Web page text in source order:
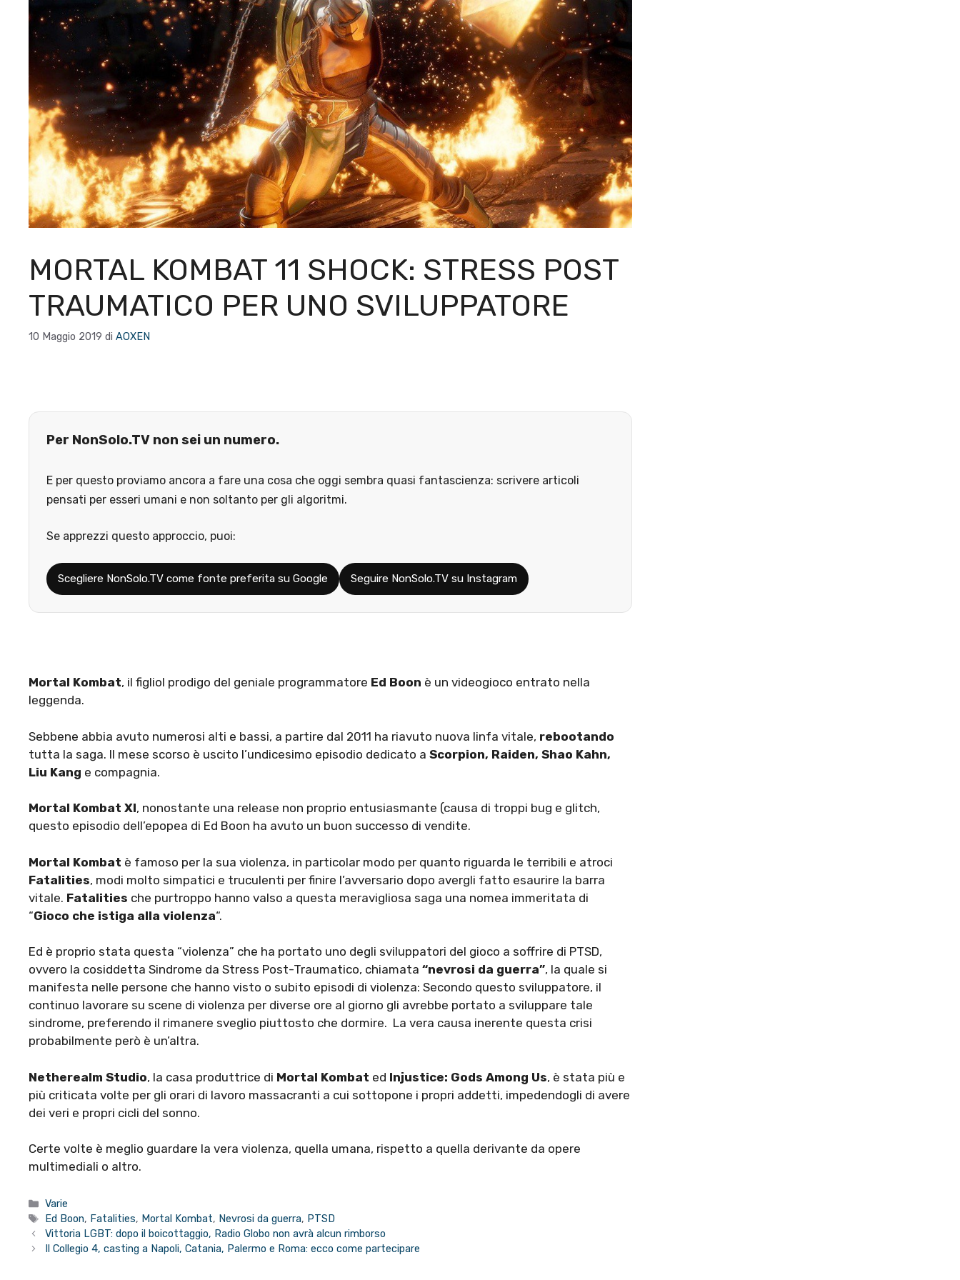
MORTAL KOMBAT 11 SHOCK: STRESS POST
TRAUMATICO PER UNO SVILUPPATORE
10 Maggio 2019 di AOXEN
Per NonSolo.TV non sei un numero.
E per questo proviamo ancora a fare una cosa che oggi sembra quasi fantascienza: scrivere articoli
pensati per esseri umani e non soltanto per gli algoritmi.
Se apprezzi questo approccio, puoi:
Scegliere NonSolo.TV come fonte preferita su Google Seguire NonSolo.TV su Instagram
Mortal Kombat, il figliol prodigo del geniale programmatore Ed Boon è un videogioco entrato nella
leggenda.
Sebbene abbia avuto numerosi alti e bassi, a partire dal 2011 ha riavuto nuova linfa vitale, rebootando
tutta la saga. Il mese scorso è uscito l’undicesimo episodio dedicato a Scorpion, Raiden, Shao Kahn,
Liu Kang e compagnia.
Mortal Kombat XI, nonostante una release non proprio entusiasmante (causa di troppi bug e glitch,
questo episodio dell’epopea di Ed Boon ha avuto un buon successo di vendite.
Mortal Kombat è famoso per la sua violenza, in particolar modo per quanto riguarda le terribili e atroci
Fatalities, modi molto simpatici e truculenti per finire l’avversario dopo avergli fatto esaurire la barra
vitale. Fatalities che purtroppo hanno valso a questa meravigliosa saga una nomea immeritata di
“Gioco che istiga alla violenza“.
Ed è proprio stata questa “violenza” che ha portato uno degli sviluppatori del gioco a soffrire di PTSD,
ovvero la cosiddetta Sindrome da Stress Post-Traumatico, chiamata “nevrosi da guerra”, la quale si
manifesta nelle persone che hanno visto o subito episodi di violenza: Secondo questo sviluppatore, il
continuo lavorare su scene di violenza per diverse ore al giorno gli avrebbe portato a sviluppare tale
sindrome, preferendo il rimanere sveglio piuttosto che dormire. La vera causa inerente questa crisi
probabilmente però è un’altra.
Netherealm Studio, la casa produttrice di Mortal Kombat ed Injustice: Gods Among Us, è stata più e
più criticata volte per gli orari di lavoro massacranti a cui sottopone i propri addetti, impedendogli di avere
dei veri e propri cicli del sonno.
Certe volte è meglio guardare la vera violenza, quella umana, rispetto a quella derivante da opere
multimediali o altro.
Categorie
Varie
Tag
Ed Boon, Fatalities, Mortal Kombat, Nevrosi da guerra, PTSD
Vittoria LGBT: dopo il boicottaggio, Radio Globo non avrà alcun rimborso
Il Collegio 4, casting a Napoli, Catania, Palermo e Roma: ecco come partecipare